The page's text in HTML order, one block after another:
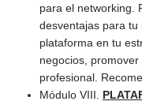
para el networking.
desventajas para tu
plataforma en tu
negocios,
profesional.
Módulo VIII.